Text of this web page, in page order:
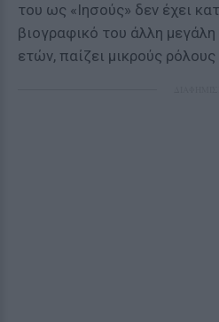
του ως «Ιησούς» δεν έχει
βιογραφικό του άλλη μεγάλη
ετών, παίζει μικρούς